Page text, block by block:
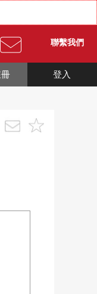
聯繫我們
登入